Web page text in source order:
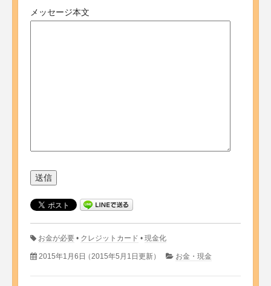
メッセージ本文
お金が必要 • クレジットカード • 現金化
2015年1月6日（2015年5月1日更新） お金・現金